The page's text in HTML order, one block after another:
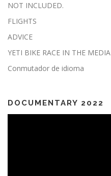
NOT INCLUDED.
FLIGHTS
ADVICE
YETI BIKE RACE IN THE MEDIA
Conmutador de idioma
DOCUMENTARY 2022